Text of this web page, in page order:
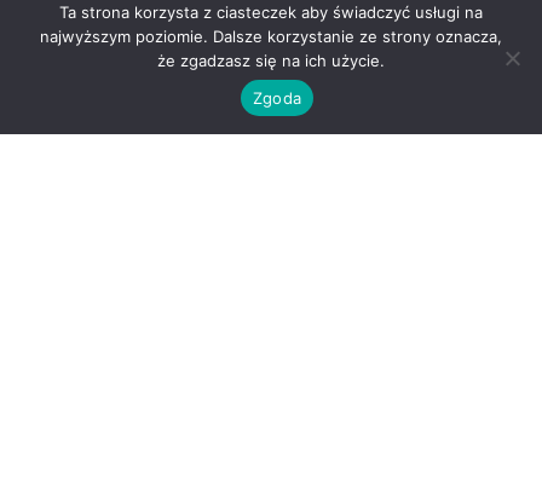
Ta strona korzysta z ciasteczek aby świadczyć usługi na
najwyższym poziomie. Dalsze korzystanie ze strony oznacza,
że zgadzasz się na ich użycie.
Zgoda